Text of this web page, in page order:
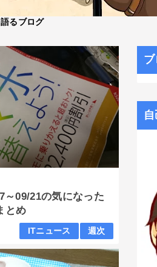
るブログ
～09/21の気になった
とめ
ITニュース 週次